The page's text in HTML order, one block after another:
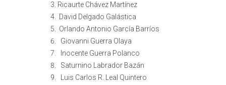
Ricaurte Chávez Martínez
David Delgado Galástica
Orlando Antonio García Barríos
Giovanni Guerra Olaya
Inocente Guerra Polanco
Saturnino Labrador Bazán
Luis Carlos R. Leal Quintero